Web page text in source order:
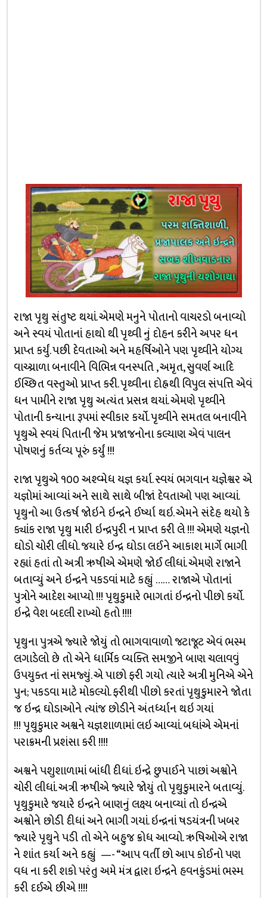
રાજા પૃથુ સંતુષ્ટ થયાં. એમણે મનુને પોતાનો વાચરડો બનાવ્યો
અને સ્વયં પોતાનાં હાથો થી પૃથ્વી નું દોહન કરીને અપર ધન
પ્રાપ્ત કર્યું. પછી દેવતાઓ અને મહર્ષિઓને પણ પૃથ્વીને યોગ્ય
વાચ્ચ્રાળા બનાવીને વિભિન્ન વનસ્પતિ , અમૃત, સુવર્ણ આદિ
ઈચ્છિત વસ્તુઓ પ્રાપ્ત કરી. પૃથ્વીના દોહ્નથી વિપુલ સંપત્તિ એવં
ધન પામીને રાજા પૃથુ અત્યંત પ્રસન્ન થયાં. એમણે પૃથ્વીને
પોતાની કન્યાના રૂપમાં સ્વીકાર કર્યો. પૃથ્વીને સમતલ બનાવીને
પૃથુએ સ્વયં પિતાની જેમ પ્રજાજનોના કલ્યાણ એવં પાલન
પોષણનું કર્તવ્ય પૂરું કર્યું !!!
રાજા પૃથુએ ૧૦૦ અશ્વ્મેધ યજ્ઞ કર્યા. સ્વયં ભગવાન યજ્ઞેશ્વર એ
યજ્ઞોમાં આવ્યાં અને સાથે સાથે બીજાં દેવતાઓ પણ આવ્યાં.
પૃથુનો આ ઉત્કર્ષ જોઇને ઇન્દ્રને ઈર્ષ્યા થઇ. એમને સંદેહ થયો કે
ક્યાંક રાજા પૃથુ મારી ઇન્દ્રપુરી ન પ્રાપ્ત કરી લે !!! એમણે યજ્ઞનો
ઘોડો ચોરી લીધો. જયારે ઇન્દ્ર ઘોડા લઈને આકાશ માર્ગે ભાગી
રહ્યાં હતાં તો અત્રી ઋષીએ એમણે જોઈ લીધાં. એમણે રાજાને
બતાવ્યું અને ઇન્દ્રને પકડવાં માટે કહ્યું …… રાજાએ પોતાનાં
પુત્રોને આદેશ આપ્યો !!! પૃથુકુમારે ભાગતાં ઇન્દ્રનો પીછો કર્યો.
ઇન્દ્રે વેશ બદલી રાખ્યો હતો !!!!
પૃથુના પુત્રએ જ્યારે જોયું તો ભાગવાવાળો જટાજૂટ એવં ભસ્મ
લગાડેલો છે તો એને ધાર્મિક વ્યક્તિ સમજીને બાણ ચલાવવું
ઉપયુક્ત નાં સમજ્યું. એ પાછો ફરી ગયો ત્યારે અત્રી મુનિએ એને
પુન; પકડવા માટે મોકલ્યો. ફરીથી પીછો કરતાં પૃથુકુમારને જોતા
જ ઇન્દ્ર ઘોડાઓને ત્યાંજ છોડીને અંતર્ધ્યાન થઇ ગયાં
!!! પૃથુકુમાર અશ્વને યજ્ઞશાળામાં લઇ આવ્યાં. બધાંએ એમનાં
પરાક્રમની પ્રશંસા કરી !!!!
અશ્વને પશુશાળામાં બાંધી દીધાં. ઇન્દ્રે છુપાઈને પાછાં અશ્વોને
ચોરી લીધાં. અત્રી ઋષીએ જ્યારે જોયું તો પૃથુકુમારને બતાવ્યું.
પૃથુકુમારે જયારે ઇન્દ્રને બાણનું લક્ષ્ય બનાવ્યાં તો ઇન્દ્રએ
અશ્વોને છોડી દીધાં અને ભાગી ગયાં. ઇન્દ્રનાં ષડયંત્રની ખબર
જ્યારે પૃથુને પડી તો એને બહુજ ક્રોધ આવ્યો. ઋષિઓએ રાજા
ને શાંત કર્યા અને કહ્યું —- “આપ વર્તી છો આપ કોઈનો પણ
વધ ના કરી શકો પરંતુ અમે મંત્ર દ્વારા ઇન્દ્રને હવનકુંડમાં ભસ્મ
કરી દઈએ છીએ !!!!